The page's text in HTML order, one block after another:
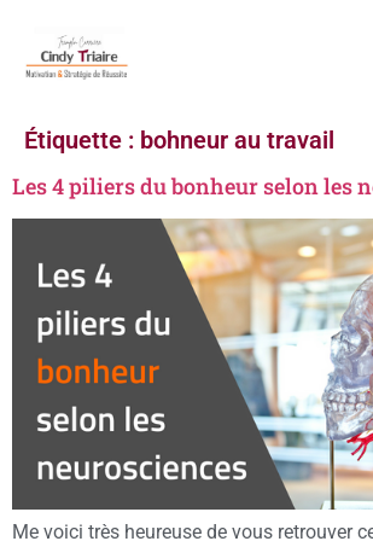
Étiquette : bohneur au travail
Les 4 piliers du bonheur selon les
Me voici très heureuse de vous retrouver